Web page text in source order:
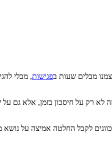
מבלים שעות בפגישות, מבלי
לא רק על חיסכון בזמן, אלא גם
לקבל החלטה אמיצה על